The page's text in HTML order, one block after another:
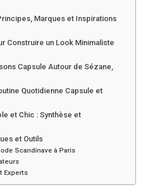
Marques et Inspirations
Construire un Look Minimaliste
Capsule Autour de Sézane,
Quotidienne Capsule et
et Chic : Synthèse et
et Outils
Scandinave à Paris
Experts